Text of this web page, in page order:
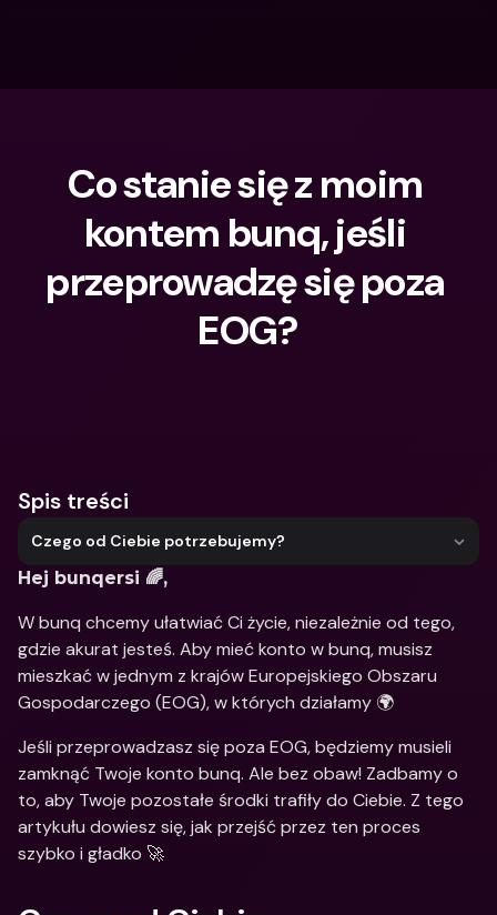
Co stanie się z moim
kontem bunq, jeśli
przeprowadzę się poza
EOG?
Spis treści
Czego od Ciebie potrzebujemy?
Hej bunqersi 🌈,
W bunq chcemy ułatwiać Ci życie, niezależnie od tego,
gdzie akurat jesteś. Aby mieć konto w bunq, musisz
mieszkać w jednym z krajów Europejskiego Obszaru
Gospodarczego (EOG), w których działamy 🌍
Jeśli przeprowadzasz się poza EOG, będziemy musieli
zamknąć Twoje konto bunq. Ale bez obaw! Zadbamy o
to, aby Twoje pozostałe środki trafiły do Ciebie. Z tego
artykułu dowiesz się, jak przejść przez ten proces
szybko i gładko 🚀